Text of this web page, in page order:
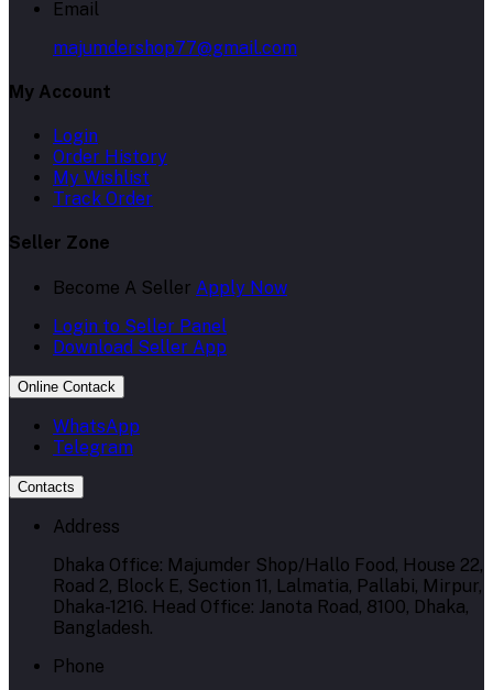
Email
majumdershop77@gmail.com
My Account
Login
Order History
My Wishlist
Track Order
Seller Zone
Become A Seller Apply Now
Login to Seller Panel
Download Seller App
Online Contack
WhatsApp
Telegram
Contacts
Address
Dhaka Office: Majumder Shop/Hallo Food, House 22,
Road 2, Block E, Section 11, Lalmatia, Pallabi, Mirpur,
Dhaka-1216. Head Office: Janota Road, 8100, Dhaka,
Bangladesh.
Phone